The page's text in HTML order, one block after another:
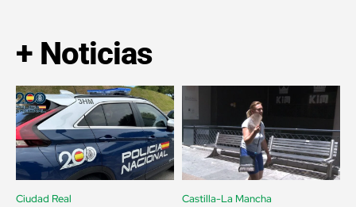
+ Noticias
Ciudad Real Castilla-La Mancha